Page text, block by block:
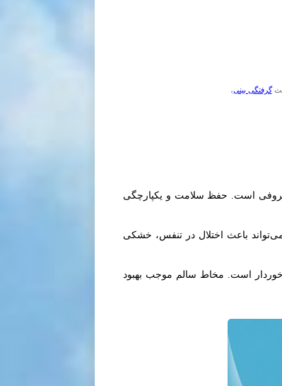
گرفتگی بینی،
است. حفظ سلامت و یکپارچگی
باعث اختلال در تنفس، خشکی
است. مخاط سالم موجب بهبود